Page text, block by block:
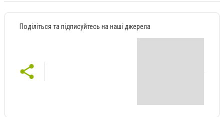
Поділіться та підписуйтесь на наші джерела